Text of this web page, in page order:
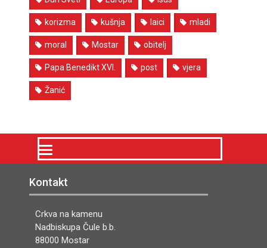
korizma kušnja laici mladi
moral Mostar obitelj
Papa Benedikt XVI. post vjera
Žanić
Kontakt
Crkva na kamenu
Nadbiskupa Čule b.b.
88000 Mostar